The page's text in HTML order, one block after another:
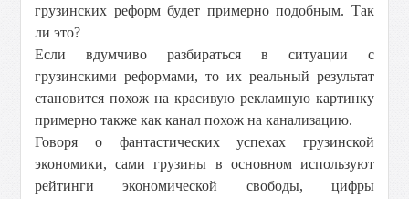
грузинских реформ будет примерно подобным. Так
ли это?
Если вдумчиво разбираться в ситуации с
грузинскими реформами, то их реальный результат
становится похож на красивую рекламную картинку
примерно также как канал похож на канализацию.
Говоря о фантастических успехах грузинской
экономики, сами грузины в основном используют
рейтинги экономической свободы, цифры